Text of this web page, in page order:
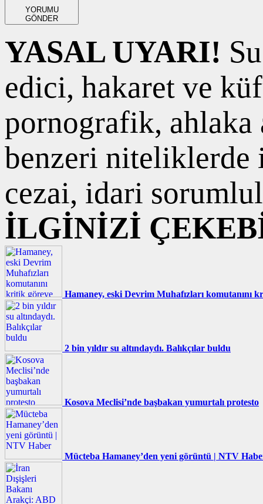
YORUMU
GÖNDER
YASAL UYARI!
edici, hakaret ve
pornografik, ahlaka
benzeri niteliklerde
cezai, idari
İLGİNİZİ
Hamaney, eski Devrim Muhafızları komutanını
2 bin yıldır su altındaydı. Balıkçılar buldu
Kosova Meclisi’nde başbakan yumurtalı protesto
Mücteba Hamaney’den yeni görüntü | NTV